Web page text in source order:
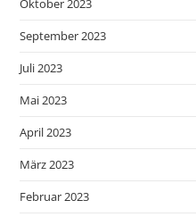
Oktober 2023
September 2023
Juli 2023
Mai 2023
April 2023
März 2023
Februar 2023